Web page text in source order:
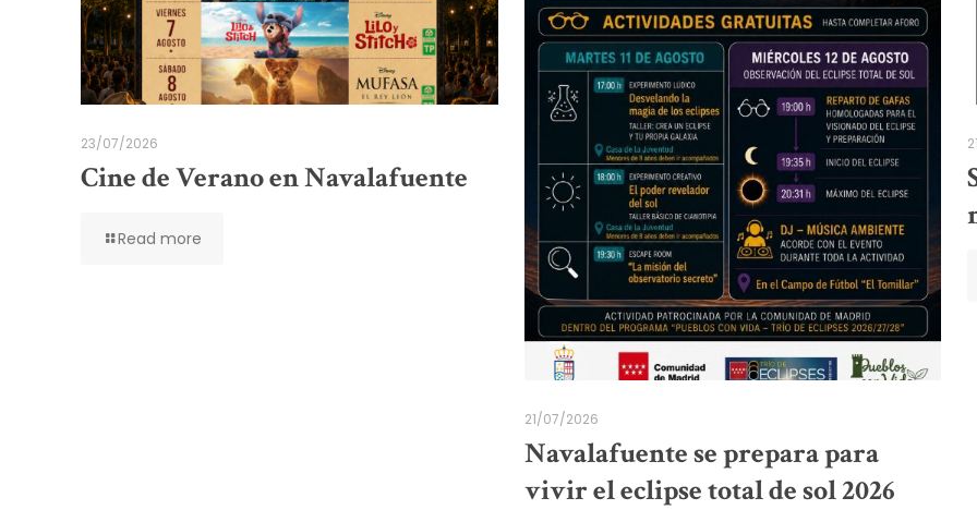
23/07/2026
Cine de Verano en Navalafuente
Read more
21/07/2026
Navalafuente se prepara para
vivir el eclipse total de sol 2026